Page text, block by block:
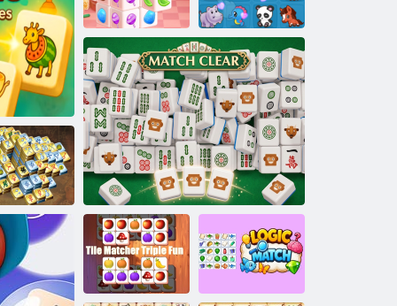
Mahjong klasika
Connect 2
karalis
Mahjongg
izmēri Candy
Pet Connect 2
Mahjong:
Alķīmijas
vecums